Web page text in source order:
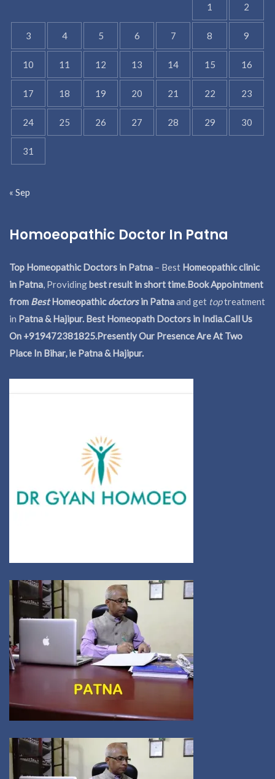
1 2
3 4 5 6 7 8 9
10 11 12 13 14 15 16
17 18 19 20 21 22 23
24 25 26 27 28 29 30
31
« Sep
Homoeopathic Doctor In Patna
Top Homeopathic Doctors in Patna – Best Homeopathic clinic
in Patna, Providingbest result in short time.Book Appointment
from BestHomeopathicdoctorsin Patnaand get toptreatment
in Patna & Hajipur. Best Homeopath Doctors in India.Call Us
On +919472381825.Presently Our Presence Are At Two
Place In Bihar, ie Patna & Hajipur.